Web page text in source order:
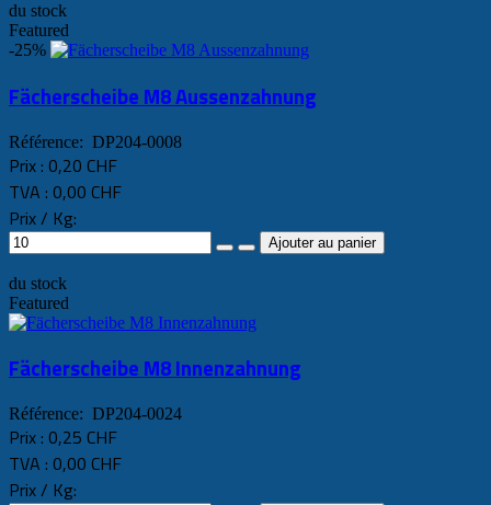
du stock
Featured
-25%
Fächerscheibe M8 Aussenzahnung
Référence: DP204-0008
Prix : 0,20 CHF
TVA : 0,00 CHF
Prix / Kg:
du stock
Featured
Fächerscheibe M8 Innenzahnung
Référence: DP204-0024
Prix : 0,25 CHF
TVA : 0,00 CHF
Prix / Kg: